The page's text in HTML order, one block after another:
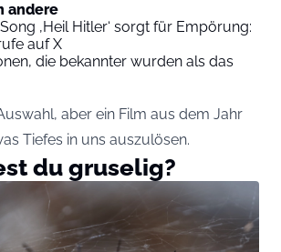
andere
‚Heil Hitler‘ sorgt für Empörung:
auf X
die bekannter wurden als das
aber ein Film aus dem Jahr
Tiefes in uns auszulösen.
du gruselig?